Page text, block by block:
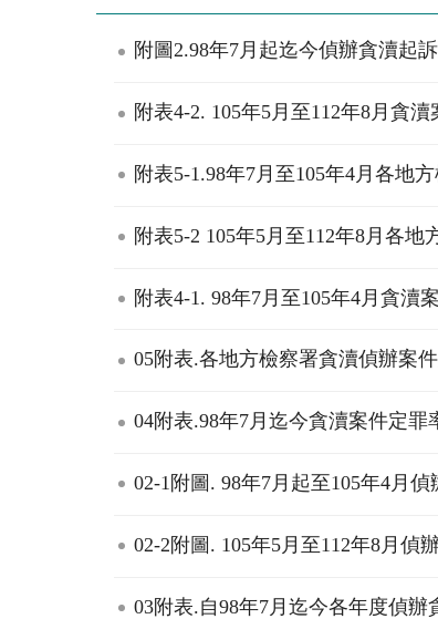
附圖2.98年7月起迄今偵辦貪瀆起
附表4-2. 105年5月至112年8月貪
附表5-1.98年7月至105年4月各地
附表5-2 105年5月至112年8月各
附表4-1. 98年7月至105年4月貪瀆
05附表.各地方檢察署貪瀆偵辦案
04附表.98年7月迄今貪瀆案件定罪
02-1附圖. 98年7月起至105年4月
02-2附圖. 105年5月至112年8月偵
03附表.自98年7月迄今各年度偵